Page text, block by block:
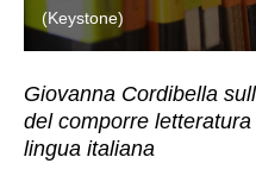
(Keystone)
Giovanna Cordibella
del comporre
lingua italiana